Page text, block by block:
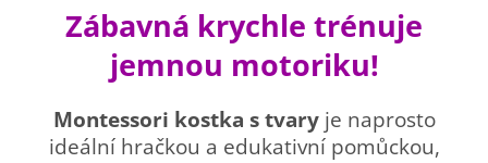
Zábavná krychle trénuje
jemnou motoriku!
Montessori kostka s tvaryje naprosto
ideální hračkou a edukativní pomůckou,